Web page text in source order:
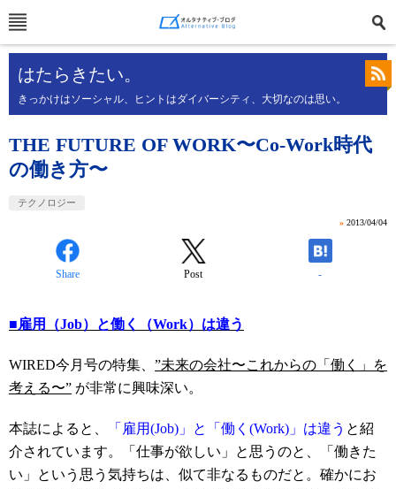
はたらきたい。
きっかけはソーシャル、ヒントはダイバーシティ、大切なのは思い。
THE FUTURE OF WORK〜Co-Work時代
の働き方〜
テクノロジー
» 2013/04/04
Share Post -
■雇用（Job）と働く（Work）は違う
WIRED今月号の特集、 ”未来の会社〜これからの「働く」を
考える〜” が非常に興味深い。
本誌によると、 「雇用(Job)」と「働く(Work)」は違う と紹
介されています。「仕事が欲しい」と思うのと、「働きた
い」という思う気持ちは、似て非なるものだと。確かにお